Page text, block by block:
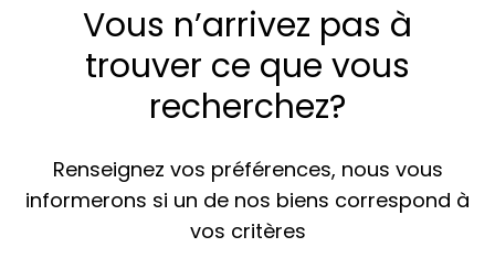
Vous n’arrivez pas à
trouver ce que vous
recherchez?
Renseignez vos préférences, nous vous
informerons si un de nos biens correspond à
vos critères